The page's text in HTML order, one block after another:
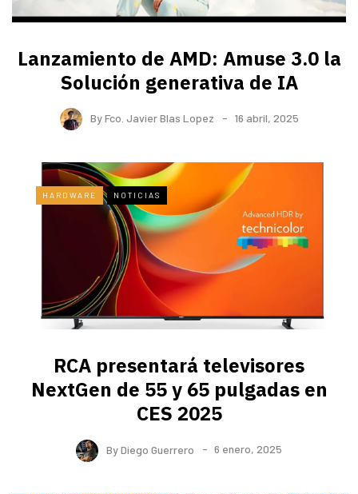
Lanzamiento de AMD: Amuse 3.0 la
Solución generativa de IA
ByFco. Javier Blas Lopez 16 abril, 2025
HARDWARE NOTICIAS
RCA presentará televisores
NextGen de 55 y 65 pulgadas en
CES 2025
ByDiego Guerrero 6 enero, 2025